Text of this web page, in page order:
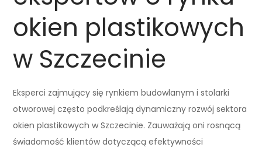
okien plastikowych
w Szczecinie
Eksperci zajmujący się rynkiem budowlanym i stolarki
otworowej często podkreślają dynamiczny rozwój sektora
okien plastikowych w Szczecinie. Zauważają oni rosnącą
świadomość klientów dotyczącą efektywności